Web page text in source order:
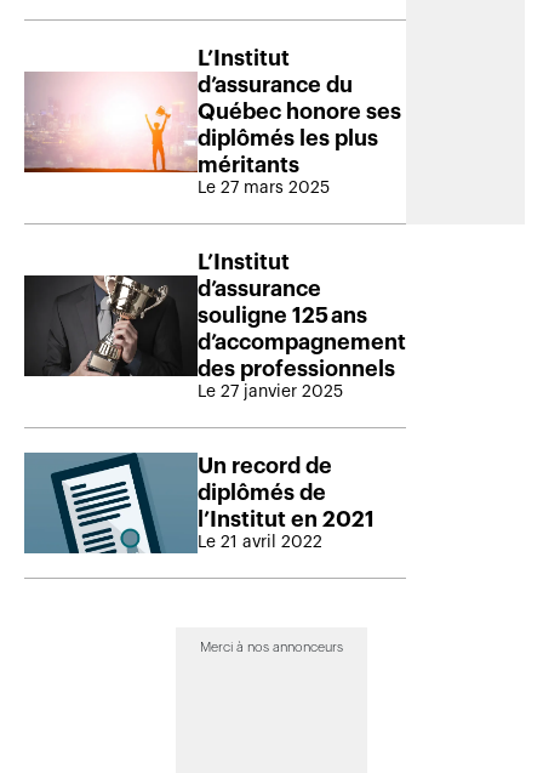
L’Institut
d’assurance du
Québec honore ses
diplômés les plus
méritants
Le 27 mars 2025
L’Institut
d’assurance
souligne 125 ans
d’accompagnement
des professionnels
Le 27 janvier 2025
Un record de
diplômés de
l’Institut en 2021
Le 21 avril 2022
Merci à nos annonceurs